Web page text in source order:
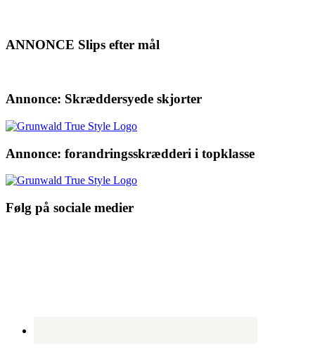
ANNONCE Slips efter mål
Annonce: Skræddersyede skjorter
Annonce: forandringsskrædderi i topklasse
Følg på sociale medier